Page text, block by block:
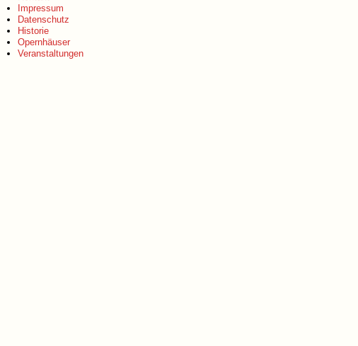
Impressum
Datenschutz
Historie
Opernhäuser
Veranstaltungen